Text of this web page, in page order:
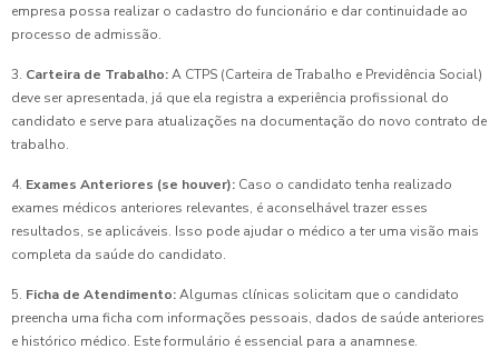
empresa possa realizar o cadastro do funcionário e dar continuidade ao
processo de admissão.
3. Carteira de Trabalho:A CTPS (Carteira de Trabalho e Previdência Social)
deve ser apresentada, já que ela registra a experiência profissional do
candidato e serve para atualizações na documentação do novo contrato de
trabalho.
4. Exames Anteriores (se houver): Caso o candidato tenha realizado
exames médicos anteriores relevantes, é aconselhável trazer esses
resultados, se aplicáveis. Isso pode ajudar o médico a ter uma visão mais
completa da saúde do candidato.
5. Ficha de Atendimento:Algumas clínicas solicitam que o candidato
preencha uma ficha com informações pessoais, dados de saúde anteriores
e histórico médico. Este formulário é essencial para a anamnese.